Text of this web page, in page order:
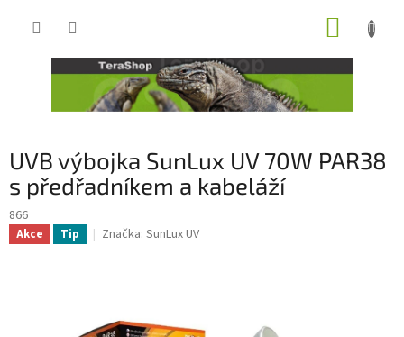
UVB výbojka SunLux UV 70W PAR38
s předřadníkem a kabeláží
866
Akce Tip Značka: SunLux UV